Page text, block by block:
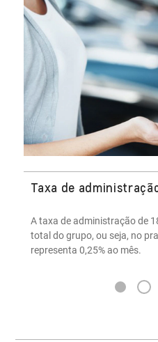
Taxa de
A taxa de administração de
total do grupo, ou seja, no
representa 0,25% ao mês.
1 2